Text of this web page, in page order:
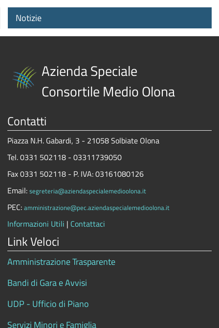
Notizie
Azienda Speciale
Consortile Medio Olona
Contatti
Piazza N.H. Gabardi, 3 - 21058 Solbiate Olona
Tel. 0331 502118 - 03311739050
Fax 0331 502118 - P. IVA: 03161080126
Email: segreteria@aziendaspecialemedioolona.it
PEC: amministrazione@pec.aziendaspecialemedioolona.it
Informazioni Utili | Contattaci
Link Veloci
Amministrazione Trasparente
Bandi di Gara e Avvisi
UDP - Ufficio di Piano
Servizi Minori e Famiglia